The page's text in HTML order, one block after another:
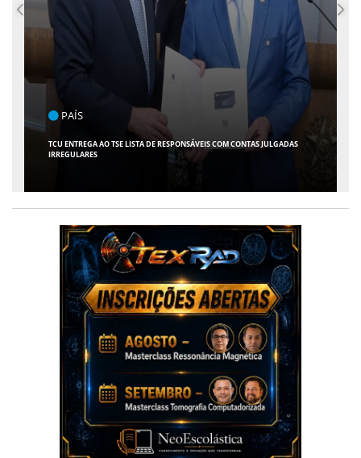
PAÍS
TCU ENTREGA AO TSE LISTA DE RESPONSÁVEIS COM CONTAS JULGADAS
IRREGULARES